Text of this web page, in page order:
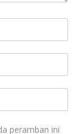
peramban ini